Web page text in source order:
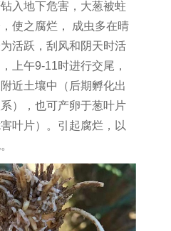
入地下危害，大葱被蛀
使之腐烂， 成虫多在晴
活跃，刮风和阴天时活
上午9-11时进行交尾，
近土壤中（后期孵化出
），也可产卵于葱叶片
叶片）。引起腐烂，以